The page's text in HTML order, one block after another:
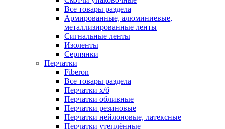
Все товары раздела
Армированные, алюминиевые,
металлизированные ленты
Сигнальные ленты
Изоленты
Серпянки
Перчатки
Fiberon
Все товары раздела
Перчатки х/б
Перчатки обливные
Перчатки резиновые
Перчатки нейлоновые, латексные
Перчатки утеплённые